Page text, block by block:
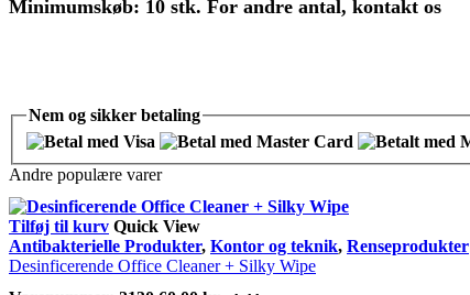
Minimumskøb: 10 stk. For andre antal, kontakt os
Nem og sikker betaling
Andre populære varer
Tilføj til kurv Quick View
Antibakterielle Produkter, Kontor og teknik, Renseprodukter
Desinficerende Office Cleaner + Silky Wipe